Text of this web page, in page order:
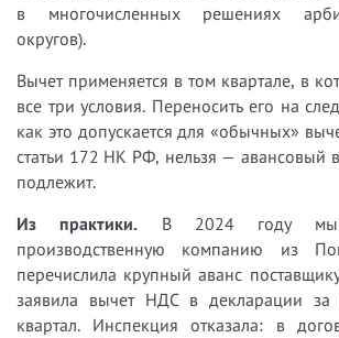
в многочисленных решениях
округов).
Вычет применяется в том квартале, в
все три условия. Переносить его на
как это допускается для «обычных»
статьи 172 НК РФ, нельзя — авансовый
подлежит.
Из практики. В 2024 году мы
производственную компанию из
перечислила крупный аванс
заявила вычет НДС в декларации за
квартал. Инспекция отказала: в